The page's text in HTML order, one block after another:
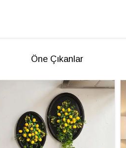
Öne Çıkanlar